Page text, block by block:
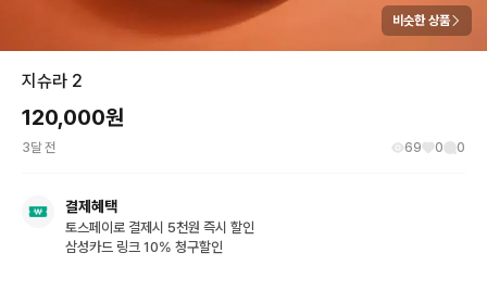
비슷한 상품
지슈라 2
120,000원
3달 전 69 0 0
결제혜택
토스페이로 결제시 5천원 즉시 할인
삼성카드 링크 10% 청구할인